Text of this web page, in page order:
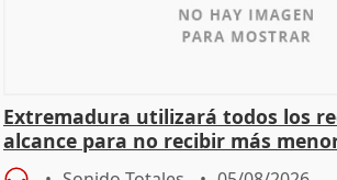
Extremadura utilizará todos los
alcance para no recibir más